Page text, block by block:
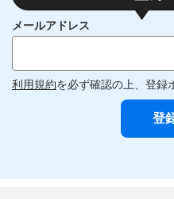
メールアドレス
利用規約を必ず確認の上、登録